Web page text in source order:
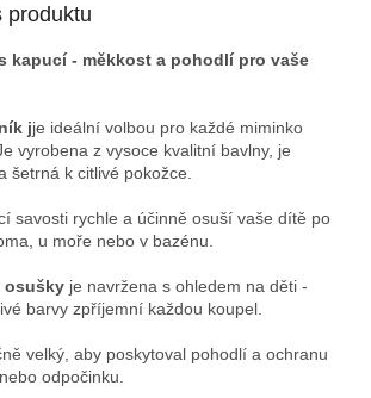
produktu
kapucí - měkkost a pohodlí pro vaše
jje ideální volbou pro každé miminko
vyrobena z vysoce kvalitní bavlny, je
šetrná k citlivé pokožce.
savosti rychle a účinně osuší vaše dítě po
u moře nebo v bazénu.
osušky je navržena s ohledem na děti -
barvy zpříjemní každou koupel.
velký, aby poskytoval pohodlí a ochranu
odpočinku.